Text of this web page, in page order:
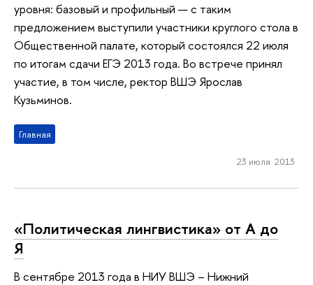
уровня: базовый и профильный — с таким
предложением выступили участники круглого стола в
Общественной палате, который состоялся 22 июля
по итогам сдачи ЕГЭ 2013 года. Во встрече принял
участие, в том числе, ректор ВШЭ Ярослав
Кузьминов.
Главная
23 июля 2013
«Политическая лингвистика» от А до
Я
В сентябре 2013 года в НИУ ВШЭ – Нижний